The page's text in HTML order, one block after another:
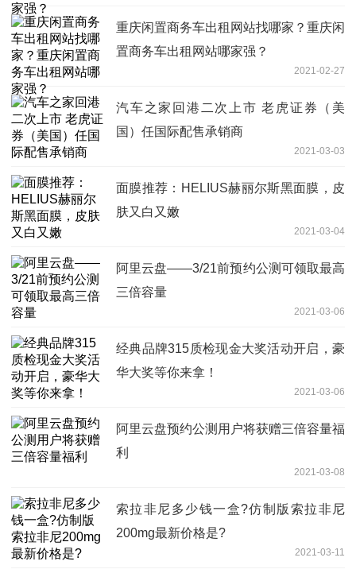
重庆闲置商务车出租网站找哪家？重庆闲
置商务车出租网站哪家强？
2021-02-27
汽车之家回港二次上市 老虎证券（美
国）任国际配售承销商
2021-03-03
面膜推荐：HELIUS赫丽尔斯黑面膜，皮
肤又白又嫩
2021-03-04
阿里云盘——3/21前预约公测可领取最高
三倍容量
2021-03-06
经典品牌315质检现金大奖活动开启，豪
华大奖等你来拿！
2021-03-06
阿里云盘预约公测用户将获赠三倍容量福
利
2021-03-08
索拉非尼多少钱一盒?仿制版索拉非尼
200mg最新价格是?
2021-03-11